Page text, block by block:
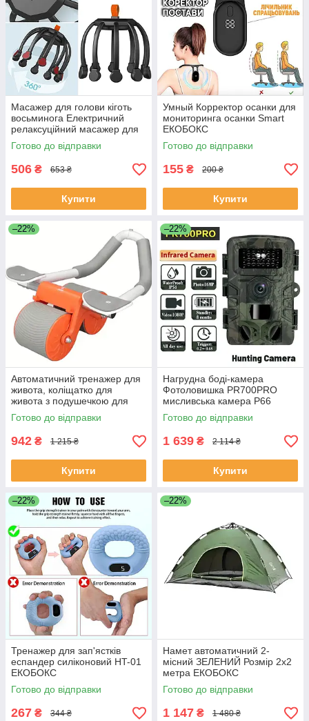
Масажер для голови кіготь
восьминога Електричний
релаксуційний масажер для
шкіри голови ЕКОБОКС
Готово до відправки
506 ₴ 653 ₴
Купити
Умный Корректор осанки для
мониторинга осанки Smart
ЕКОБОКС
Готово до відправки
155 ₴ 200 ₴
Купити
–22%
Автоматичний тренажер для
живота, коліщатко для
живота з подушечкою для
пуш-апа,WHEEL ЕКОБОКС
Готово до відправки
942 ₴ 1 215 ₴
Купити
–22%
Нагрудна боді-камера
Фотоловишка PR700PRO
мисливська камера P66
12mp з екраном і нічним
баченням ЕКОБОКС
Готово до відправки
1 639 ₴ 2 114 ₴
Купити
–22%
Тренажер для зап'ястків
еспандер силіконовий HT-01
ЕКОБОКС
Готово до відправки
267 ₴ 344 ₴
–22%
Намет автоматичний 2-
місний ЗЕЛЕНИЙ Розмір 2х2
метра ЕКОБОКС
Готово до відправки
1 147 ₴ 1 480 ₴